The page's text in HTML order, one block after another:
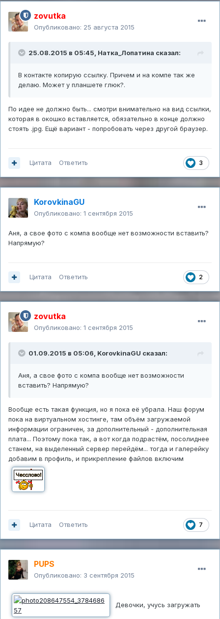
zovutka
Опубликовано: 25 августа 2015
25.08.2015 в 05:45, Натка_Лопатина сказал:
В контакте копирую ссылку. Причем и на компе так же
делаю. Может у планшете глюк?.
По идее не должно быть... смотри внимательно на вид ссылки,
которая в окошко вставляется, обязательно в конце должно
стоять .jpg. Ещё вариант - попробовать через другой браузер.
3
Цитата Ответить
KorovkinaGU
Опубликовано: 1 сентября 2015
Аня, а свое фото с компа вообще нет возможности вставить?
Напрямую?
2
Цитата Ответить
zovutka
Опубликовано: 1 сентября 2015
01.09.2015 в 05:06, KorovkinaGU сказал:
Аня, а свое фото с компа вообще нет возможности
вставить? Напрямую?
Вообще есть такая функция, но я пока её убрала. Наш форум
пока на виртуальном хостинге, там объём загружаемой
информации ограничен, за дополнительный - дополнительная
плата... Поэтому пока так, а вот когда подрастём, посолиднее
станем, на выделенный сервер перейдём... тогда и галерейку
добавим в профиль, и прикрепление файлов включим
7
Цитата Ответить
PUPS
Опубликовано: 3 сентября 2015
Девочки, учусь загружать